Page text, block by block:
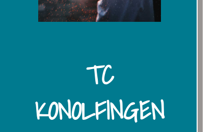
TC
KONOLFINGEN